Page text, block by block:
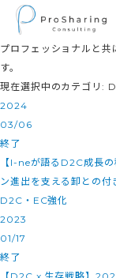
プロフェッショナルと
す。
現在選択中のカテゴリ:
2024
03/06
終了
【I-neが語るD2C成長
ン進出を支える卸との付
D2C・EC強化
2023
01/17
終了